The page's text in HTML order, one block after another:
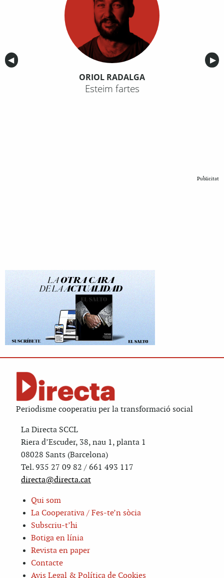
Anterior
◀︎ ▶︎
ORIOL RADALGA
Esteim fartes
Publicitat
Periodisme cooperatiu per la transformació social
La Directa SCCL
Riera d’Escuder, 38, nau 1, planta 1
08028 Sants (Barcelona)
Tel. 935 27 09 82 / 661 493 117
directa@directa.cat
Qui som
La Cooperativa / Fes-te’n sòcia
Subscriu-t’hi
Botiga en línia
Revista en paper
Contacte
Avis Legal & Política de Cookies